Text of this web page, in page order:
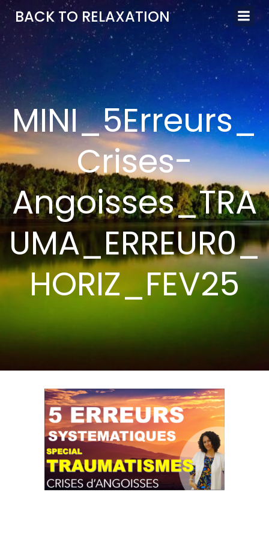
Aller
au
contenu
BACK TO RELAXATION
MINI_5Erreurs_
Crises-
Angoisses_TRA
UMA_ERREUR0_
HORIZ_FEV25